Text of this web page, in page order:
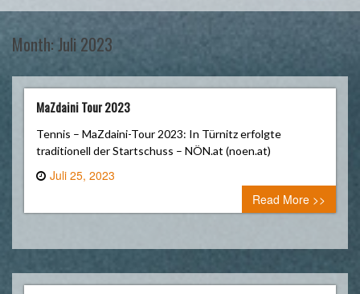
Month:Juli 2023
MaZdaini Tour 2023
Tennis – MaZdaini-Tour 2023: In Türnitz erfolgte
traditionell der Startschuss – NÖN.at (noen.at)
Juli 25, 2023
0 comment
Read More >>